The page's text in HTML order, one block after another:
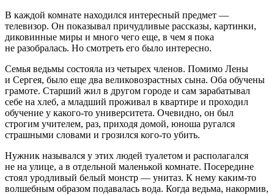
В каждой комнате находился интересный предмет —
телевизор. Он показывал причудливые рассказы, картинки,
диковинные миры и много чего еще, в чем я пока
не разобралась. Но смотреть его было интересно.
Семья ведьмы состояла из четырех членов. Помимо Лены
и Сергея, было еще два великовозрастных сына. Оба обучены
грамоте. Старший жил в другом городе и сам зарабатывал
себе на хлеб, а младший проживал в квартире и проходил
обучение у какого-то университета. Очевидно, он был
строгим учителем, раз, приходя домой, юноша ругался
страшными словами и грозился кого-то убить.
Нужник назывался у этих людей туалетом и располагался
не на улице, а в отдельной маленькой комнате. Посередине
стоял уродливый белый монстр — унитаз. К нему каким-то
волшебным образом подавалась вода. Когда ведьма, накормив,